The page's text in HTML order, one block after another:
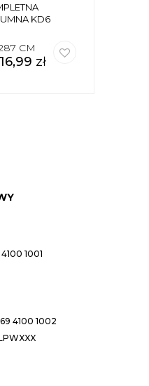
KD6
CM
zł
1001
4100 1002